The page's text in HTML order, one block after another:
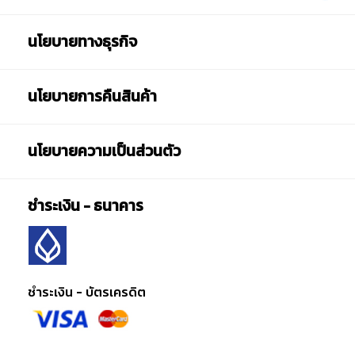
นโยบายทางธุรกิจ
นโยบายการคืนสินค้า
นโยบายความเป็นส่วนตัว
ชำระเงิน - ธนาคาร
ชำระเงิน - บัตรเครดิต